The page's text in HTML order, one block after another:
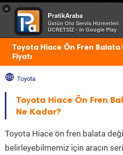
×
PratikAraba
Üstün Oto Servis Hizmetleri
ÜCRETSİZ - In Google Play
Toyota Hiace Ön Fren Balata
Fiyatı
Toyota
Toyota Hiace Ön Fren
Ne Kadar?
Toyota Hiace ön fren balata
belirleyebilmemiz için aracın